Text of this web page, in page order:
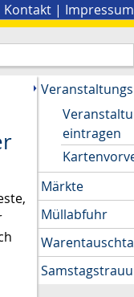
Kontakt | Impressum
eintragen
Märkte
Müllabfuhr